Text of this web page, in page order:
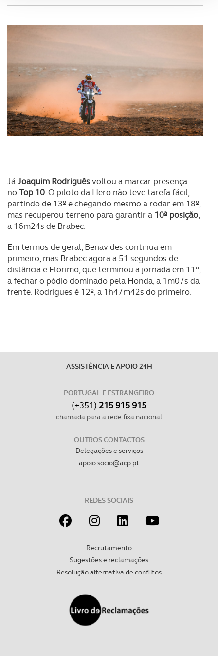
O ACP garantirá que as transferências internacionais de
dados pessoais serão realizadas apenas com o seu
consentimento e quando tal se afigure estritamente
necessário no contexto dos serviços a prestar.
Realçamos que o bloqueio de certo tipo de Cookies e
tecnologias similares pode ter impacto na sua
Consulte a política de cookies do site.
JáJoaquim Rodriguêsvoltou a marcar presença
noTop 10. O piloto da Hero não teve tarefa fácil,
partindo de 13º e chegando mesmo a rodar em 18º,
mas recuperou terreno para garantir a 10ª posição,
a 16m24s de Brabec.
Em termos de geral, Benavides continua em
primeiro, mas Brabec agora a 51 segundos de
distância e Florimo, que terminou a jornada em 11º,
a fechar o pódio dominado pela Honda, a 1m07s da
frente. Rodrigues é 12º, a 1h47m42s do primeiro.
ASSISTÊNCIA E APOIO 24H
PORTUGAL E ESTRANGEIRO
(+351) 215 915 915
chamada para a rede fixa nacional
OUTROS CONTACTOS
Delegações e serviços
apoio.socio@acp.pt
REDES SOCIAIS
Recrutamento
Sugestões e reclamações
Resolução alternativa de conflitos